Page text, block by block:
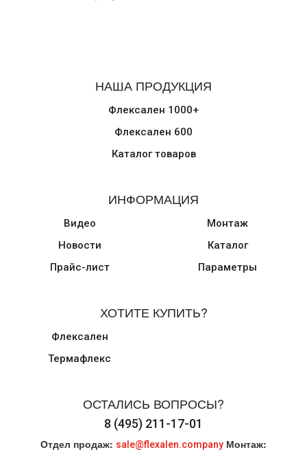
НАША ПРОДУКЦИЯ
Флексален 1000+
Флексален 600
Каталог товаров
ИНФОРМАЦИЯ
Видео
Новости
Прайс-лист
Монтаж
Каталог
Параметры
ХОТИТЕ КУПИТЬ?
Флексален
Термафлекс
ОСТАЛИСЬ ВОПРОСЫ?
8 (495) 211-17-01
Отдел продаж: sale@flexalen.company Монтаж: